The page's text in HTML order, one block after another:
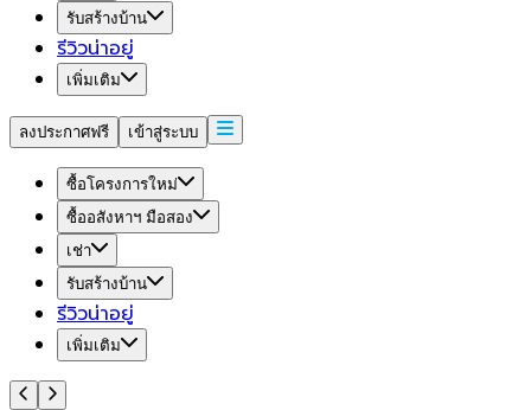
รับสร้างบ้าน
รีวิวน่าอยู่
เพิ่มเติม
ลงประกาศฟรี เข้าสู่ระบบ
ซื้อโครงการใหม่
ซื้ออสังหาฯ มือสอง
เช่า
รับสร้างบ้าน
รีวิวน่าอยู่
เพิ่มเติม